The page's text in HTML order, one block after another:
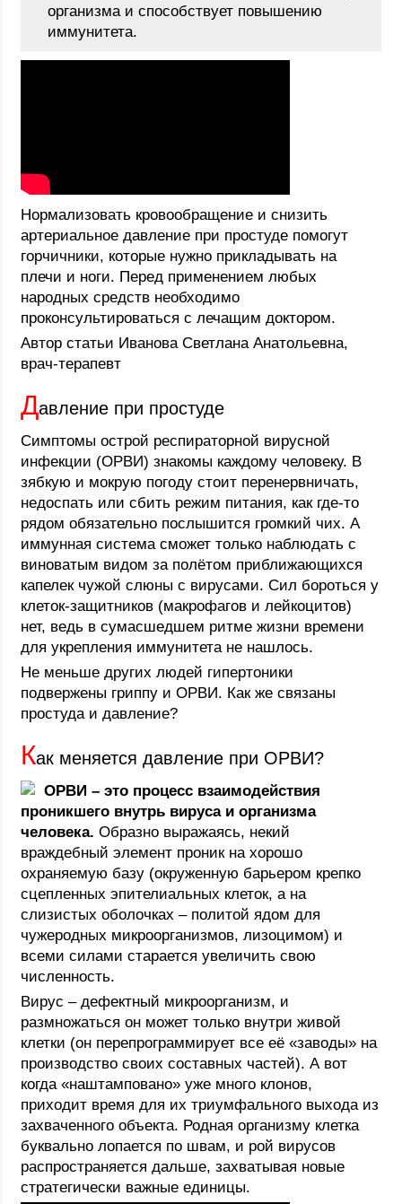
организма и способствует повышению
иммунитета.
Нормализовать кровообращение и снизить
артериальное давление при простуде помогут
горчичники, которые нужно прикладывать на
плечи и ноги. Перед применением любых
народных средств необходимо
проконсультироваться с лечащим доктором.
Автор статьи Иванова Светлана Анатольевна,
врач-терапевт
Давление при простуде
Симптомы острой респираторной вирусной
инфекции (ОРВИ) знакомы каждому человеку. В
зябкую и мокрую погоду стоит перенервничать,
недоспать или сбить режим питания, как где-то
рядом обязательно послышится громкий чих. А
иммунная система сможет только наблюдать с
виноватым видом за полётом приближающихся
капелек чужой слюны с вирусами. Сил бороться у
клеток-защитников (макрофагов и лейкоцитов)
нет, ведь в сумасшедшем ритме жизни времени
для укрепления иммунитета не нашлось.
Не меньше других людей гипертоники
подвержены гриппу и ОРВИ. Как же связаны
простуда и давление?
Как меняется давление при ОРВИ?
ОРВИ – это процесс взаимодействия
проникшего внутрь вируса и организма
человека. Образно выражаясь, некий
враждебный элемент проник на хорошо
охраняемую базу (окруженную барьером крепко
сцепленных эпителиальных клеток, а на
слизистых оболочках – политой ядом для
чужеродных микроорганизмов, лизоцимом) и
всеми силами старается увеличить свою
численность.
Вирус – дефектный микроорганизм, и
размножаться он может только внутри живой
клетки (он перепрограммирует все её «заводы» на
производство своих составных частей). А вот
когда «наштамповано» уже много клонов,
приходит время для их триумфального выхода из
захваченного объекта. Родная организму клетка
буквально лопается по швам, и рой вирусов
распространяется дальше, захватывая новые
стратегически важные единицы.